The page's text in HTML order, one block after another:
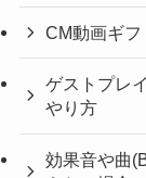
CM動画ギ
ゲストプレ
やり方
効果音や曲